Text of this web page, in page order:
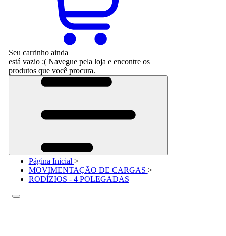
Seu carrinho ainda
está vazio :( Navegue pela loja e encontre os
produtos que você procura.
Página Inicial >
MOVIMENTAÇÃO DE CARGAS >
RODÍZIOS - 4 POLEGADAS